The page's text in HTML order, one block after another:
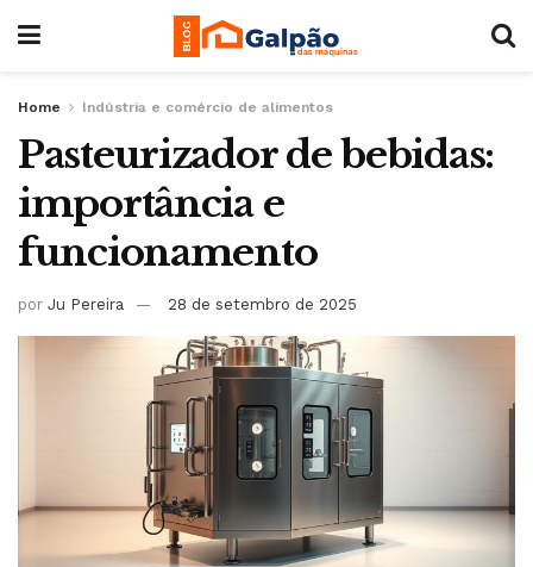
Home Indústria e comércio de alimentos
Pasteurizador de bebidas:
importância e
funcionamento
por Ju Pereira 28 de setembro de 2025